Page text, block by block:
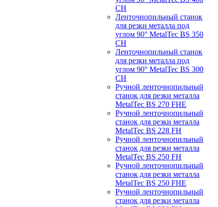
CH
Ленточнопильный станок
для резки металла под
углом 90° MetalTec BS 350
CH
Ленточнопильный станок
для резки металла под
углом 90° MetalTec BS 300
CH
Ручной ленточнопильный
станок для резки металла
MetalTec BS 270 FHE
Ручной ленточнопильный
станок для резки металла
MetalTec BS 228 FH
Ручной ленточнопильный
станок для резки металла
MetalTec BS 250 FH
Ручной ленточнопильный
станок для резки металла
MetalTec BS 250 FHЕ
Ручной ленточнопильный
станок для резки металла